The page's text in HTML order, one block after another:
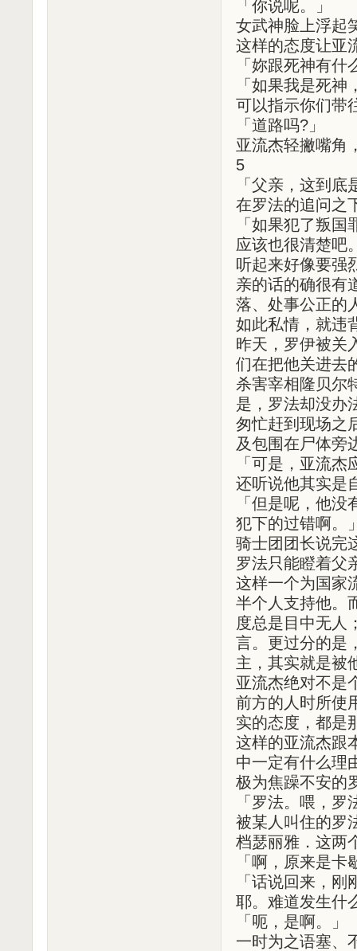
「你说呢。」
女武神脸上浮起
这样的态度让亚
「妳跟死神有什
「如果我是死
可以指示你们带
「道路吗?」
亚流杰轻撇嘴角
5
「父亲，这到
在罗法的追问之
「如果犯了叛
应该也很清楚吧
听起来好像要强
亲的话的确很有
落、处事公正的
如此私情，就违
昨天，罗伊被关
们在把他关进去
杀害宰相隆贝尔
是，罗法却没办
匆忙赶到现场之
及包围在尸体旁
「可是，亚流
还听说他其实是
「但是呢，他
犯下的过错啊。
骑士团团长说完
罗法只能瞪着父
这样一个为国家
半个人支持他。
度总是目中无人
言。更过分的是
主，其实就是被
亚流杰绝对不是
前方的人时所使
实的态度，都是
这样的亚流杰跟
中一定有什么理
极为焦躁不安的
「罗法。喂，罗
被某人叫住的罗
档瑟丽雅．这两
「啊，原来是
「话说回来，
耶。难道发生什
「呃，是啊。」
一时为之语塞、